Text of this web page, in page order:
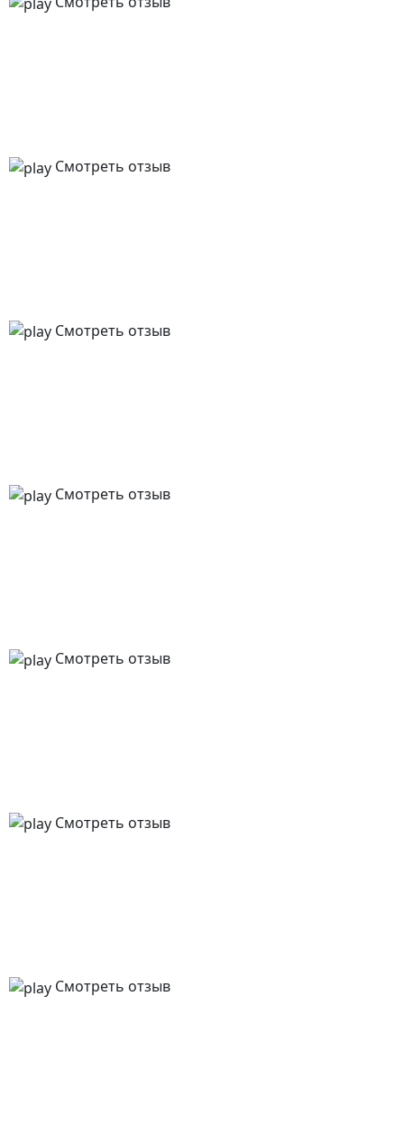
Смотреть отзыв
Смотреть отзыв
Смотреть отзыв
Смотреть отзыв
Смотреть отзыв
Смотреть отзыв